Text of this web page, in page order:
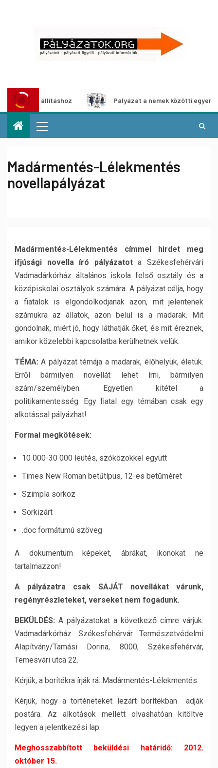
kiállításhoz Pályázat a nemek közötti egyenlőség
Madármentés-Lélekmentés
novellapályázat
Madármentés-Lélekmentés címmel hirdet meg
ifjúsági novella író pályázatota Székesfehérvári
Vadmadárkórház általános iskola felső osztály és a
középiskolai osztályok számára. A pályázat célja, hogy
a fiatalok is elgondolkodjanak azon, mit jelentenek
számukra az állatok, azon belül is a madarak. Mit
gondolnak, miért jó, hogy láthatják őket, és mit éreznek,
amikor közelebbi kapcsolatba kerülhetnek velük.
TÉMA:A pályázat témája a madarak, élőhelyük, életük.
Erről bármilyen novellát lehet írni, bármilyen
szám/személyben. Egyetlen kitétel a
politikamentesség. Egy fiatal egy témában csak egy
alkotással pályázhat!
Formai megkötések:
10 000-30 000 leütés, szóközökkel együtt
Times New Roman betűtípus, 12-es betűméret
Szimpla sorköz
Sorkizárt
.doc formátumú szöveg
A dokumentum képeket, ábrákat, ikonokat ne
tartalmazzon!
A pályázatra csak SAJÁT novellákat várunk,
regényrészleteket, verseket nem fogadunk.
BEKÜLDÉS: A pályázatokat a következő címre várjuk:
Vadmadárkórház Székesfehérvár Természetvédelmi
Alapítvány/Tamási Dorina, 8000, Székesfehérvár,
Temesvári utca 22.
Kérjük, a borítékra írják rá: Madármentés-Lélekmentés.
Kérjük, hogy a történeteket lezárt borítékban adják
postára. Az alkotások mellett olvashatóan kitöltve
legyen a jelentkezési lap.
Meghosszabbított beküldési határidő:
2012.
október 15.